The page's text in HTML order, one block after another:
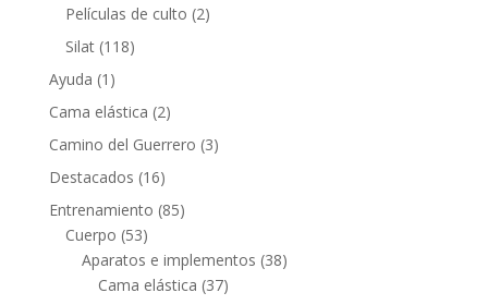
Películas de culto (2)
Silat(118)
Ayuda (1)
Cama elástica (2)
Camino del Guerrero (3)
Destacados (16)
Entrenamiento (85)
Cuerpo (53)
Aparatos e implementos (38)
Cama elástica (37)